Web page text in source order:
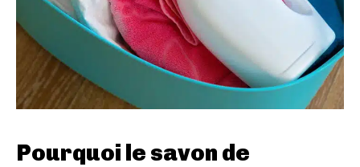
Pourquoi le savon de